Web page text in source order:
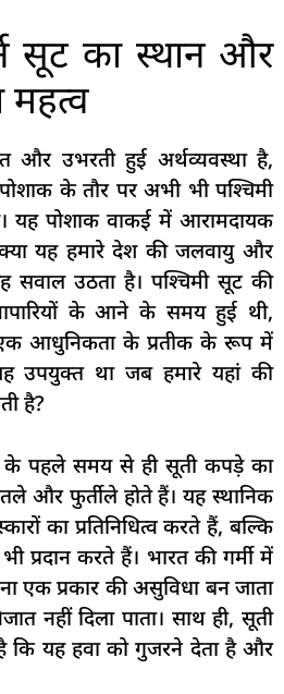
सूट का स्थान और
उभरती हुई अर्थव्यवस्था है,
के तौर पर अभी भी पश्चिमी
यह पोशाक वाकई में आरामदायक
यह हमारे देश की जलवायु और
उठता है। पश्चिमी सूट की
के आने के समय हुई थी,
एक आधुनिकता के प्रतीक के रूप में
उपयुक्त था जब हमारे यहां की
है?
के पहले समय से ही सूती कपड़े का
और फुर्तीले होते हैं। यह स्थानिक
का प्रतिनिधित्व करते हैं, बल्कि
प्रदान करते हैं। भारत की गर्मी में
एक प्रकार की असुविधा बन जाता
नहीं दिला पाता। साथ ही, सूती
कि यह हवा को गुजरने देता है और